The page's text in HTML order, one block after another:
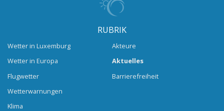
RUBRIK
Wetter in Luxemburg
Wetter in Europa
Flugwetter
Wetterwarnungen
Klima
Akteure
Aktuelles
Barrierefreiheit